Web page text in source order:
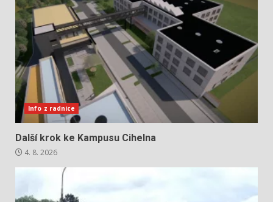
Info z radnice
Další krok ke Kampusu Cihelna
4. 8. 2026